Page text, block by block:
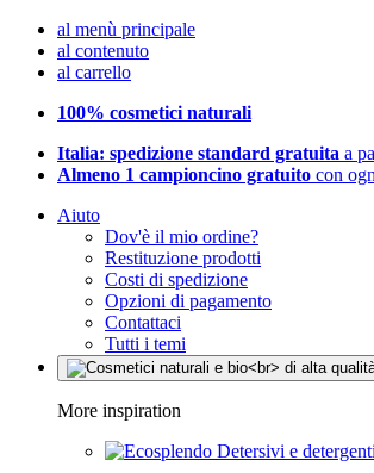
al menù principale
al contenuto
al carrello
100% cosmetici naturali
Italia: spedizione standard gratuita a
Almeno 1 campioncino gratuito con
Aiuto
Dov'è il mio ordine?
Restituzione prodotti
Costi di spedizione
Opzioni di pagamento
Contattaci
Tutti i temi
More inspiration
Detersivi e